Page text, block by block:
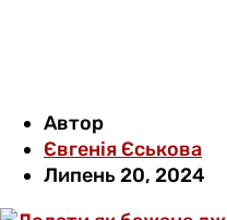
Автор
Євгенія Єськова
Липень 20, 2024